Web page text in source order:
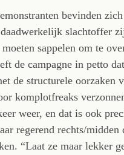
bevinden
slachtoffer
moeten sappelen om te
de campagne in petto
de structurele oorzaken
komplotfreaks
weer, en dat is ook
regerend rechts/midden
“Laat ze maar lekker